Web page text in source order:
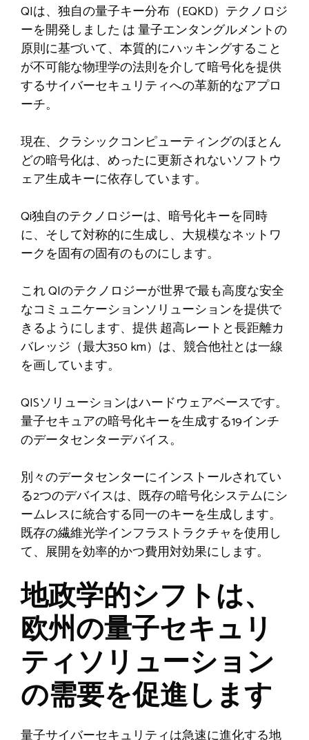
QIは、独自の量子キー分布（EQKD）テクノロジ
ーを開発しました は量子エンタングルメントの
原則に基づいて、本質的にハッキングすること
が不可能な物理学の法則を介して暗号化を提供
するサイバーセキュリティへの革新的なアプロ
ーチ。
現在、クラシックコンピューティングのほとん
どの暗号化は、めったに更新されないソフトウ
ェア生成キーに依存しています。
Qi独自のテクノロジーは、暗号化キーを同時
に、そして対称的に生成し、大規模なネットワ
ークを固有の固有のものにします。
これQIのテクノロジーが世界で最も高度な安全
なコミュニケーションソリューションを提供で
きるようにします、提供超高レートと長距離カ
バレッジ（最大350 km）は、競合他社とは一線
を画しています。
QISソリューションはハードウェアベースです。
量子セキュアの暗号化キーを生成する19インチ
のデータセンターデバイス。
別々のデータセンターにインストールされてい
る2つのデバイスは、既存の暗号化システムにシ
ームレスに統合する同一のキーを生成します。
既存の繊維光学インフラストラクチャを使用し
て、展開を効率的かつ費用対効果にします。
地政学的シフトは、
欧州の量子セキュリ
ティソリューション
の需要を促進します
量子サイバーセキュリティは急速に進化する地